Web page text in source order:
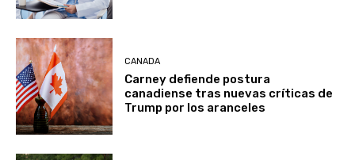
CANADA
Carney defiende postura
canadiense tras nuevas críticas de
Trump por los aranceles